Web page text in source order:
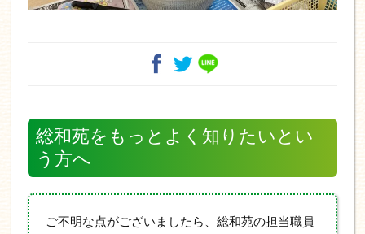
総和苑をもっとよく知りたいとい
う方へ
ご不明な点がございましたら、総和苑の担当職員